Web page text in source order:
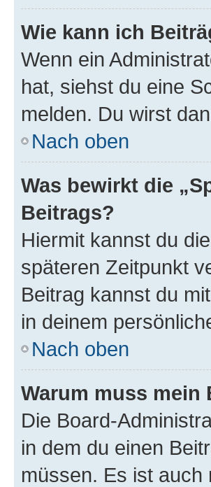
Wie kann ich
Wenn ein
hat, siehst du eine
melden. Du wirst
Nach oben
Was bewirkt die
Beitrags?
Hiermit kannst du
späteren Zeitpunkt
Beitrag kannst du
in deinem
Nach oben
Warum muss mein
Die Board-
in dem du einen
müssen. Es ist auch